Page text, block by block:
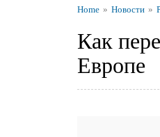
You are
Home Новости
Как
Европе